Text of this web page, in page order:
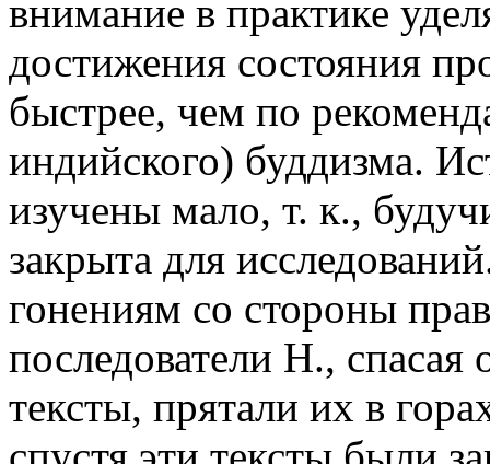
внимание в практике
достижения состояния
быстрее, чем по
индийского) буддизма.
изучены мало, т. к.,
закрыта для
гонениям со стороны
последователи Н.,
тексты, прятали их в